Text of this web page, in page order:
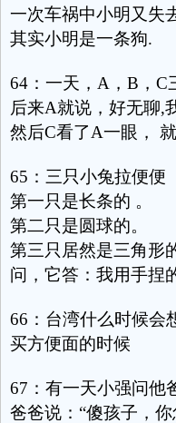
一次车祸中小明又失
其实小明是一条狗.
64：一天，A，B，C
后来A就说，好无聊,
然后C看了A一眼，
65：三只小兔拉便便
第一只是长条的 。
第二只是圆球的。
第三只居然是三角形
问，它答：我用手捏
66：台湾什么时候会
买方便面的时候
67：有一天小强问他
爸爸说：“傻孩子，